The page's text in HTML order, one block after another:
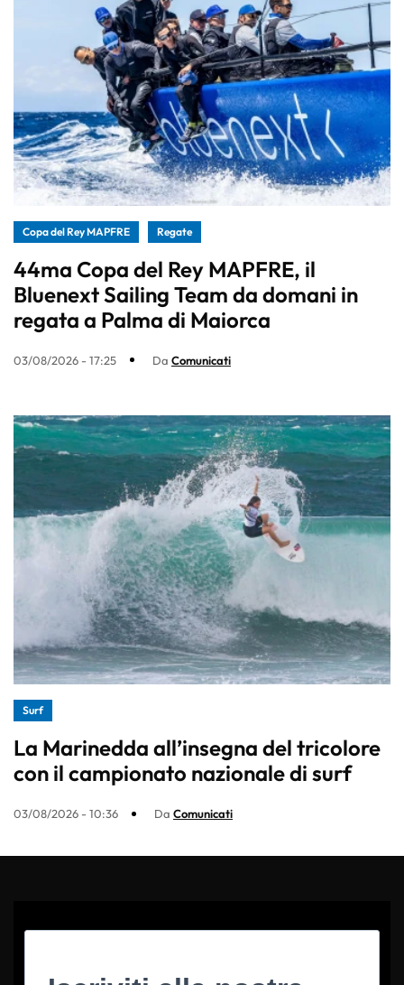
Copa del Rey MAPFRE Regate
44ma Copa del Rey MAPFRE, il
Bluenext Sailing Team da domani in
regata a Palma di Maiorca
03/08/2026 - 17:25 Da Comunicati
Surf
La Marinedda all’insegna del tricolore
con il campionato nazionale di surf
03/08/2026 - 10:36 Da Comunicati